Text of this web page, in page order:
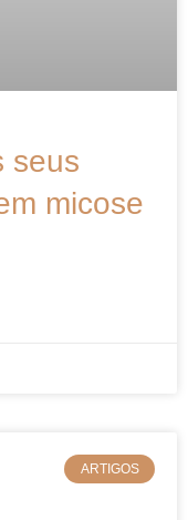
seus
micose
ARTIGOS